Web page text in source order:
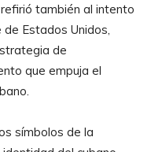
también al intento
Estados Unidos,
de
que empuja el
símbolos de la